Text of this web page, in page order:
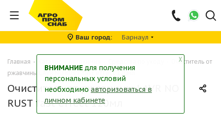
Ваш город Барнаул
Главная -
Очиститель от
ржавчины LAVR NO RUST fast effect 120мл
Очиститель от ржавчины LAVR NO
RUST fast effect 120мл
╳
ВНИМАНИЕ для получения
персональных условий
необходимо авторизоваться в
личном кабинете